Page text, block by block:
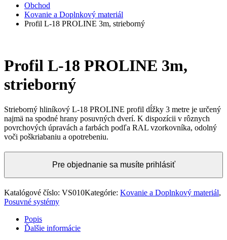
Obchod
Kovanie a Doplnkový materiál
Profil L-18 PROLINE 3m, strieborný
Profil L-18 PROLINE 3m,
strieborný
Strieborný hliníkový L-18 PROLINE profil dĺžky 3 metre je určený
najmä na spodné hrany posuvných dverí. K dispozícii v rôznych
povrchových úpravách a farbách podľa RAL vzorkovníka, odolný
voči poškriabaniu a opotrebeniu.
Pre objednanie sa musíte prihlásiť
Katalógové číslo: VS010Kategórie: Kovanie a Doplnkový materiál,
Posuvné systémy
Popis
Ďalšie informácie